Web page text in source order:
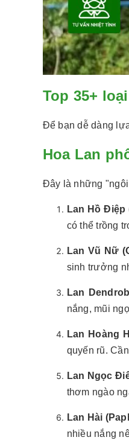
Top 35+
Để bạn dễ dàng
Hoa Lan
Đây là những
Lan Hồ Điệp
có thể trồng
Lan Vũ Nữ
sinh trưởng
Lan
nắng, mũi
Lan Hoàng
quyến rũ.
Lan Ngọc
thơm ngào
Lan Hài
nhiều nắng